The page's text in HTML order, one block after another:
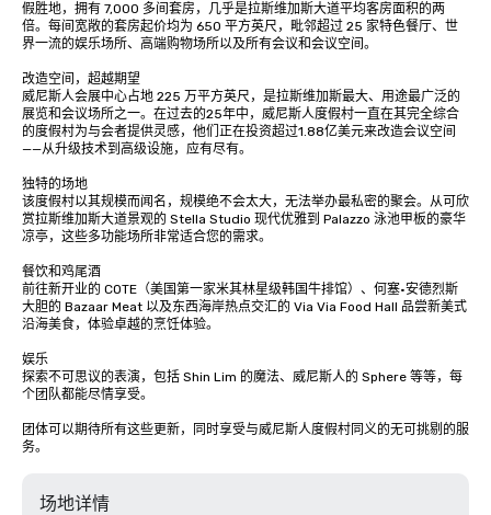
假胜地，拥有 7,000 多间套房，几乎是拉斯维加斯大道平均客房面积的两
倍。每间宽敞的套房起价均为 650 平方英尺，毗邻超过 25 家特色餐厅、世
界一流的娱乐场所、高端购物场所以及所有会议和会议空间。
改造空间，超越期望
威尼斯人会展中心占地 225 万平方英尺，是拉斯维加斯最大、用途最广泛的
展览和会议场所之一。在过去的25年中，威尼斯人度假村一直在其完全综合
的度假村为与会者提供灵感，他们正在投资超过1.88亿美元来改造会议空间
——从升级技术到高级设施，应有尽有。
独特的场地
该度假村以其规模而闻名，规模绝不会太大，无法举办最私密的聚会。从可欣
赏拉斯维加斯大道景观的 Stella Studio 现代优雅到 Palazzo 泳池甲板的豪华
凉亭，这些多功能场所非常适合您的需求。
餐饮和鸡尾酒
前往新开业的 COTE（美国第一家米其林星级韩国牛排馆）、何塞·安德烈斯
大胆的 Bazaar Meat 以及东西海岸热点交汇的 Via Via Food Hall 品尝新美式
沿海美食，体验卓越的烹饪体验。
娱乐
探索不可思议的表演，包括 Shin Lim 的魔法、威尼斯人的 Sphere 等等，每
个团队都能尽情享受。
团体可以期待所有这些更新，同时享受与威尼斯人度假村同义的无可挑剔的服
务。
场地详情